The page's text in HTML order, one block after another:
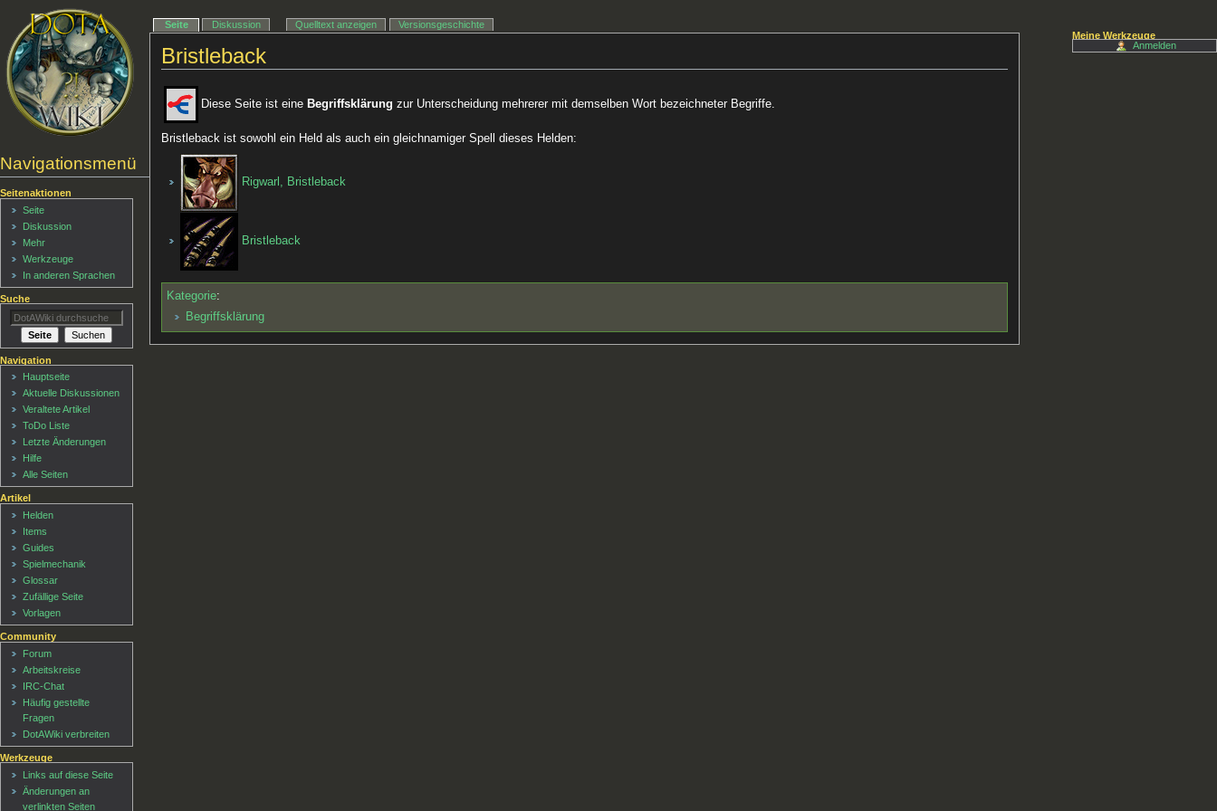
Bristleback
Diese Seite ist eine Begriffsklärung zur Unterscheidung mehrerer mit demselben Wort bezeichneter Begriffe.
Bristleback ist sowohl ein Held als auch ein gleichnamiger Spell dieses Helden:
Rigwarl, Bristleback
Bristleback
Kategorie:
Begriffsklärung
Navigationsmenü
Seite Diskussion Quelltext anzeigen Versionsgeschichte
Seitenaktionen
Seite
Diskussion
Mehr
Werkzeuge
In anderen Sprachen
Meine Werkzeuge
Anmelden
Suche
Navigation
Hauptseite
Aktuelle Diskussionen
Veraltete Artikel
ToDo Liste
Letzte Änderungen
Hilfe
Alle Seiten
Artikel
Helden
Items
Guides
Spielmechanik
Glossar
Zufällige Seite
Vorlagen
Community
Forum
Arbeitskreise
IRC-Chat
Häufig gestellte
Fragen
DotAWiki verbreiten
Werkzeuge
Links auf diese Seite
Änderungen an
verlinkten Seiten